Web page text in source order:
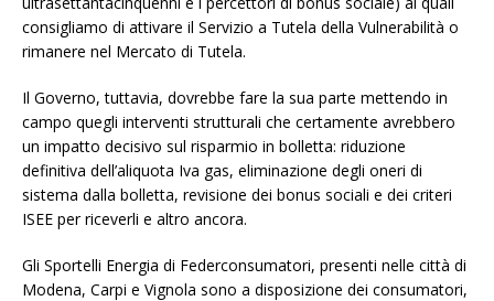
consigliamo di attivare il Servizio a Tutela della Vulnerabilità o
rimanere nel Mercato di Tutela.
Il Governo, tuttavia, dovrebbe fare la sua parte mettendo in
campo quegli interventi strutturali che certamente avrebbero
un impatto decisivo sul risparmio in bolletta: riduzione
definitiva dell’aliquota Iva gas, eliminazione degli oneri di
sistema dalla bolletta, revisione dei bonus sociali e dei criteri
ISEE per riceverli e altro ancora.
Gli Sportelli Energia di Federconsumatori, presenti nelle città di
Modena, Carpi e Vignola sono a disposizione dei consumatori,